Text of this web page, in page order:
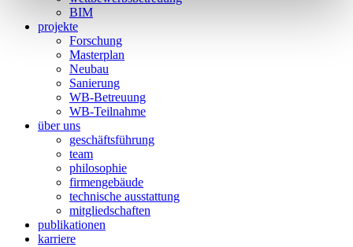
BIM
projekte
Forschung
Masterplan
Neubau
Sanierung
WB-Betreuung
WB-Teilnahme
über uns
geschäftsführung
team
philosophie
firmengebäude
technische ausstattung
mitgliedschaften
publikationen
karriere